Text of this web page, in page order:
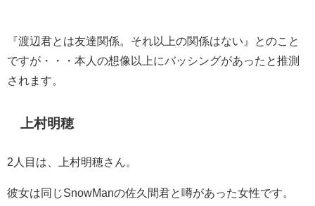
『渡辺君とは友達関係。それ以上の関係はない』とのこと
ですが・・・本人の想像以上にバッシングがあったと推測
されます。
上村明穂
2人目は、上村明穂さん。
彼女は同じSnowManの佐久間君と噂があった女性です。